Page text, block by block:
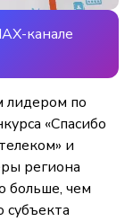
канале
лидером по
«Спасибо
и
региона
больше, чем
субъекта